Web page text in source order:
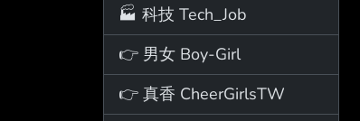
🏭 科技 Tech_Job
👉 男女 Boy-Girl
👉 真香 CheerGirlsTW